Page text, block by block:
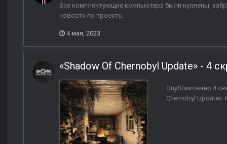
Все комплектующие компьютера были куплены,
новости по проекту.
4 мая, 2023
«Shadow Of Chernobyl Update» - 4
Опубликовано 4
Chernobyl Update».